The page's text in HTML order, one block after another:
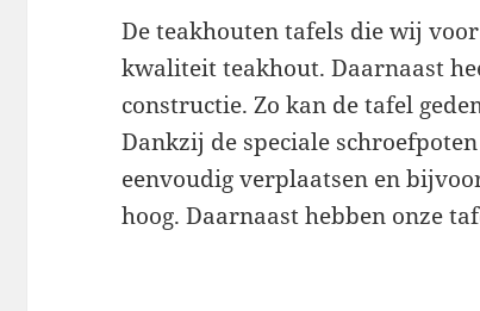
De teakhouten tafels die wij
kwaliteit teakhout. Daarnaast
constructie. Zo kan de tafel
Dankzij de speciale
eenvoudig verplaatsen en
hoog. Daarnaast hebben onze